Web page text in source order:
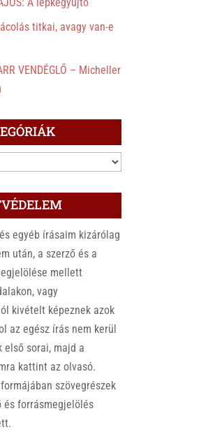
titkai, avagy van-e
VENDÉGLŐ – Micheller
egyéb írásaim kizárólag
után, a szerző és a
mellett
vagy
kivételt képeznek azok
az egész írás nem kerül
első sorai, majd a
kattint az olvasó.
szövegrészek
és forrásmegjelölés